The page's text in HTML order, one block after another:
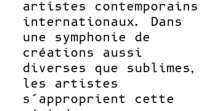
artistes contemporains
internationaux. Dans
une symphonie de
créations aussi
diverses que sublimes,
les artistes
s’approprient cette